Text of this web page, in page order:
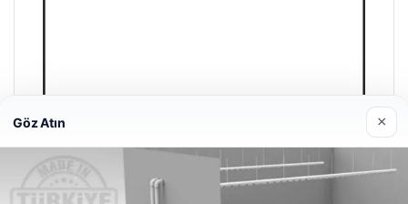
Enes Kaplan Avukatlık Bürosu
28/04/2026
Göz Atın ×